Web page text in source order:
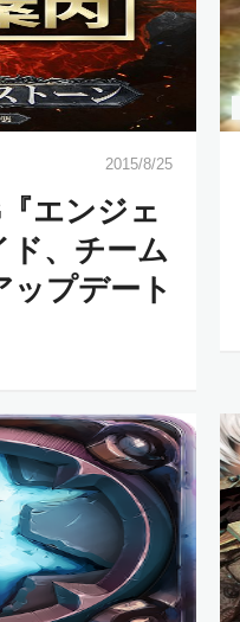
2015/8/25
エンジェ
ド、チーム
プデート